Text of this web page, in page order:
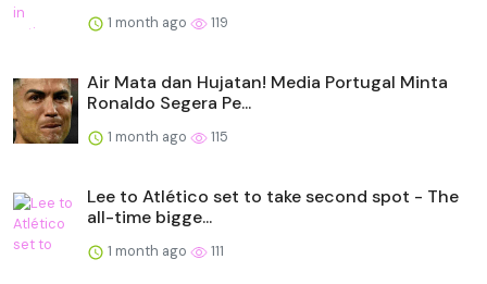
1 month ago 119
Air Mata dan Hujatan! Media Portugal Minta
Ronaldo Segera Pe...
1 month ago 115
Lee to Atlético set to take second spot - The
all-time bigge...
1 month ago 111